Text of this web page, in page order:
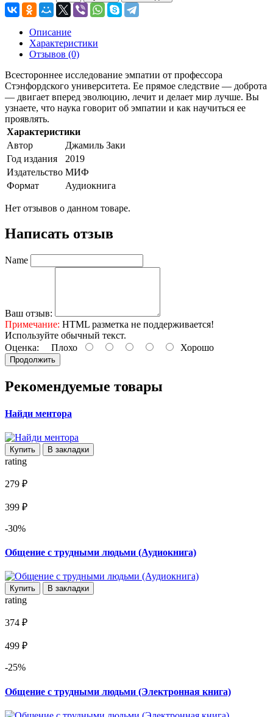
Описание
Характеристики
Отзывов (0)
Всестороннее исследование эмпатии от профессора
Стэнфордского университета. Ее прямое следствие — доброта
— двигает вперед эволюцию, лечит и делает мир лучше. Вы
узнаете, что наука говорит об эмпатии и как научиться ее
проявлять.
Характеристики
Автор
Джамиль Заки
Год издания
2019
Издательство МИФ
Формат
Аудиокнига
Нет отзывов о данном товаре.
Написать отзыв
Name
Ваш отзыв:
Примечание: HTML разметка не поддерживается!
Используйте обычный текст.
Оценка: Плохо Хорошо
Продолжить
Рекомендуемые товары
Найди ментора
Купить В закладки
rating
279 ₽
399 ₽
-30%
Общение с трудными людьми (Аудиокнига)
Купить В закладки
rating
374 ₽
499 ₽
-25%
Общение с трудными людьми (Электронная книга)